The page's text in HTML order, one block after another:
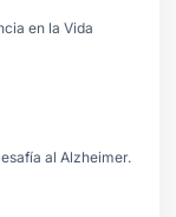
en la Vida
al Alzheimer.